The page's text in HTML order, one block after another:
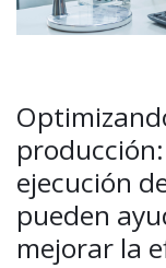
ejecución
pueden
mejorar la